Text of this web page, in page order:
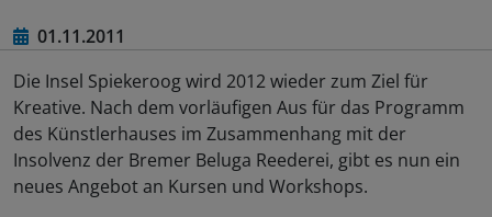
01.11.2011
Die Insel Spiekeroog wird 2012 wieder zum Ziel für
Kreative. Nach dem vorläufigen Aus für das Programm
des Künstlerhauses im Zusammenhang mit der
Insolvenz der Bremer Beluga Reederei, gibt es nun ein
neues Angebot an Kursen und Workshops.